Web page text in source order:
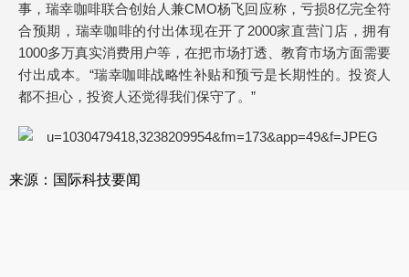
事，瑞幸咖啡联合创始人兼CMO杨飞回应称，亏损8亿完全符
合预期，瑞幸咖啡的付出体现在开了2000家直营门店，拥有
1000多万真实消费用户等，在把市场打透、教育市场方面需要
付出成本。“瑞幸咖啡战略性补贴和预亏是长期性的。投资人
都不担心，投资人还觉得我们保守了。”
来源：国际科技要闻